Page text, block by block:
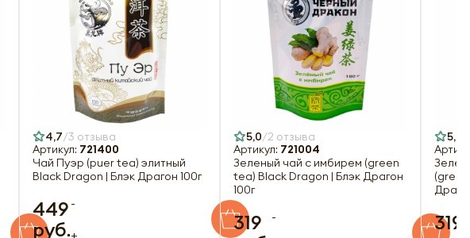
4,7 3 отзыва
Артикул: 721400
Чай Пуэр (puer tea) элитный
Black Dragon | Блэк Драгон 100г
449
руб.
-
+
5,0 2 отзыва
Артикул: 721004
Зеленый чай с имбирем (green
tea) Black Dragon | Блэк Драгон
100г
319
-
5,0
319